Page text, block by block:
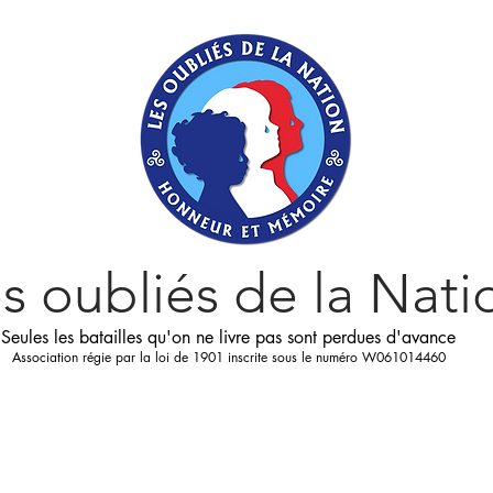
oubliés de la
Seules les batailles qu'on ne livre pas sont perdues d'avance
Association régie par la loi de 1901 inscrite sous le numéro W061014460